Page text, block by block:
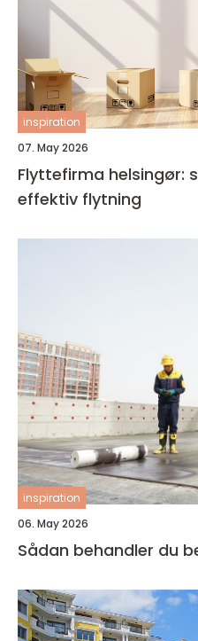
inspiration
07. May 2026
Flyttefirma helsingør:
effektiv flytning
inspiration
06. May 2026
Sådan behandler du